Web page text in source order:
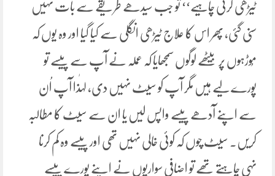
ٹیڑھی کرنی چاہیے‘‘ تو جب سیدھے طریقے سے بات نہیں
سنی گئی، پھر اس کا علاج ٹیڑھی انگلی سے کیا گیا اور وہ یوں کہ
مُوڑہوں پر بیٹھے لوگوں سمجھایا کہ عملہ نے آپ سے پیسے تو
پورے لیے ہیں مگر آپ کو سیٹ نہیں دی، لہٰذا آپ اُن
سے اپنے آدھے پیسے واپس لیں یا ان سے سیٹ کا مطالبہ
کریں. سیٹ چوں کہ کوئی خالی نہیں تھی اور پیسے وہ کم کرنا
نہی چاہتے تھے تو اضافی سواریوں نے اپنے پورے پیسے